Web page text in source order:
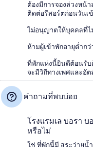
ต้องมีการจองล่วงหน้
ติดต่อรีสอร์ตก่อนวันเ
ไม่อนุญาตให้บุคคลที่ไ
ห้ามผู้เข้าพักอายุต่ำกว่
ที่พักแห่งนี้ยินดีต้อนรับ
จะมีวิถีทางเพศและอัต
คำถามที่พบบ่อย
โรงแรมเล บอรา
หรือไม่
ใช่ ที่พักนี้มี สระว่ายน้